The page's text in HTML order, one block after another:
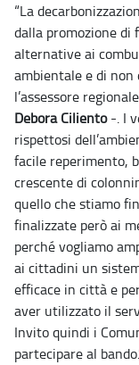
“La
dalla promozione di
alternative ai
ambientale e di
l’assessore
Debora Ciliento-. I
rispettosi
facile reperimento,
crescente di
quello che stiamo
finalizzate però ai
perché vogliamo
ai cittadini un
efficace in città e
aver utilizzato il
Invito quindi i
partecipare al